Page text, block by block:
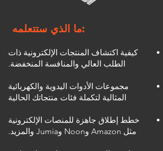
ما الذي ستتعلمه:
كيفية اكتشاف المنتجات الإلكترونية ذات
الطلب العالي والمنافسة المنخفضة.
مجموعات الأدوات اليدوية والكهربائية
المثالية لتكملة فئات منتجاتك الحالية
خطط إطلاق جاهزة للمنصات الإلكترونية
مثل Amazon وNoon وJumia والمزيد.